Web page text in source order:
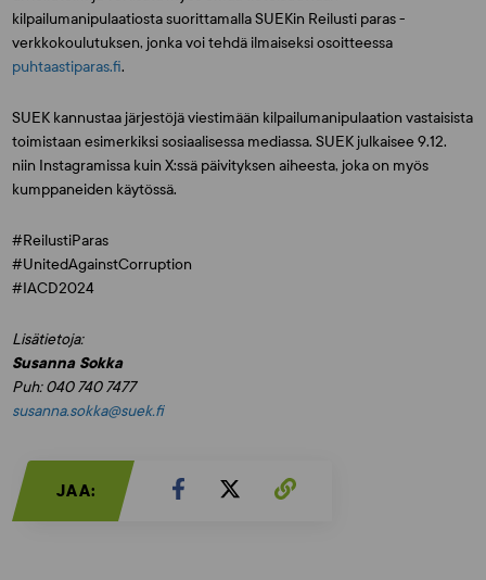
kilpailumanipulaatiosta suorittamalla SUEKin Reilusti paras -
verkkokoulutuksen, jonka voi tehdä ilmaiseksi osoitteessa
puhtaastiparas.fi.
SUEK kannustaa järjestöjä viestimään kilpailumanipulaation vastaisista
toimistaan esimerkiksi sosiaalisessa mediassa. SUEK julkaisee 9.12.
niin Instagramissa kuin X:ssä päivityksen aiheesta, joka on myös
kumppaneiden käytössä.
#ReilustiParas
#UnitedAgainstCorruption
#IACD2024
Lisätietoja:
Susanna Sokka
Puh: 040 740 7477
susanna.sokka@suek.fi
JAA: